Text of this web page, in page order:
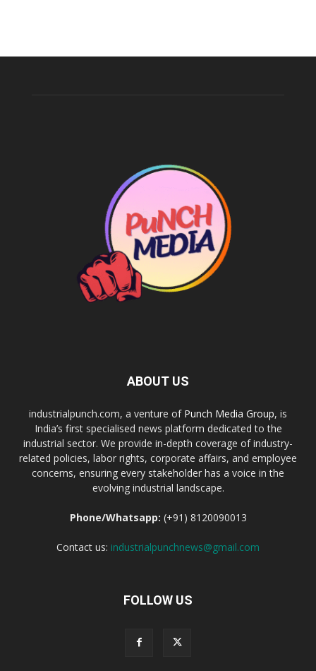
ABOUT US
industrialpunch.com, a venture of Punch Media Group, is
India’s first specialised news platform dedicated to the
industrial sector. We provide in-depth coverage of industry-
related policies, labor rights, corporate affairs, and employee
concerns, ensuring every stakeholder has a voice in the
evolving industrial landscape.
Phone/Whatsapp: (+91) 8120090013
Contact us: industrialpunchnews@gmail.com
FOLLOW US